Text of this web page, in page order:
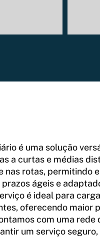
é uma solução
a curtas e médias
nas rotas, permitindo
ágeis e
é ideal para
oferecendo maior
com uma rede
um serviço